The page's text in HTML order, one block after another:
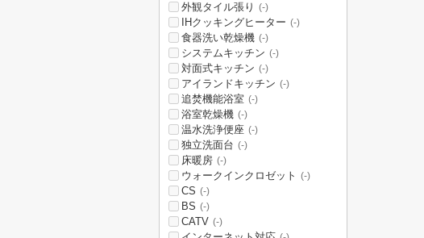
外観タイル張り (-)
IHクッキングヒーター (-)
食器洗い乾燥機 (-)
システムキッチン (-)
対面式キッチン (-)
アイランドキッチン (-)
追焚機能浴室 (-)
浴室乾燥機 (-)
温水洗浄便座 (-)
独立洗面台 (-)
床暖房 (-)
ウォークインクロゼット (-)
CS (-)
BS (-)
CATV (-)